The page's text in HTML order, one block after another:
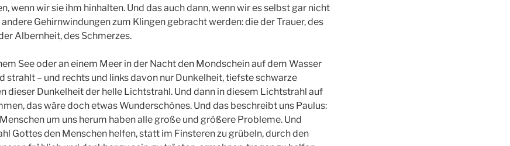
wenn wir sie ihm hinhalten. Und das auch dann, wenn wir es selbst gar nicht
Gehirnwindungen zum Klingen gebracht werden: die der Trauer, des
Albernheit, des Schmerzes.
See oder an einem Meer in der Nacht den Mondschein auf dem Wasser
strahlt – und rechts und links davon nur Dunkelheit, tiefste schwarze
dieser Dunkelheit der helle Lichtstrahl. Und dann in diesem Lichtstrahl auf
das wäre doch etwas Wunderschönes. Und das beschreibt uns Paulus:
um uns herum haben alle große und größere Probleme. Und
Gottes den Menschen helfen, statt im Finsteren zu grübeln, durch den